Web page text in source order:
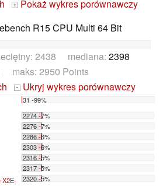
+
Pokaż wykres porównawczy
R15 CPU Multi 64 Bit
2438 mediana: 2398
maks: 2950 Points
- Ukryj wykres porównawczy
31 -99%
2274 -7%
2276 -7%
2286 -6%
2303 -6%
2316 -5%
2317 -5%
X2E-
2320 -5%